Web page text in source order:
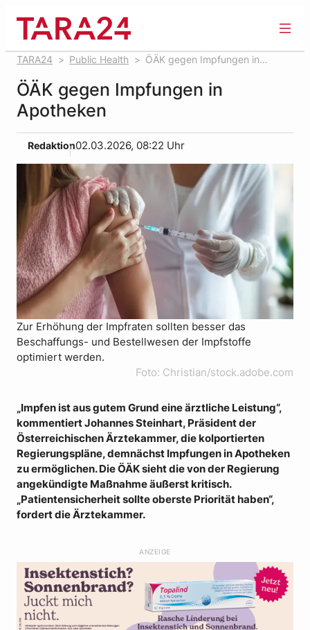
springen
TARA24 Public Health
ÖÄK gegen Impfungen in
ÖÄK gegen Impfungen in
Apotheken
Redaktion02.03.2026, 08:22 Uhr
Zur Erhöhung der Impfraten sollten besser das
Beschaffungs- und Bestellwesen der Impfstoffe
optimiert werden.
Foto: Christian/stock.adobe.com
„Impfen ist aus gutem Grund eine ärztliche Leistung“,
kommentiert Johannes Steinhart, Präsident der
Österreichischen Ärztekammer, die kolportierten
Regierungspläne, demnächst Impfungen in Apotheken
zu ermöglichen. Die ÖÄK sieht die von der Regierung
angekündigte Maßnahme äußerst kritisch.
„Patientensicherheit sollte oberste Priorität haben“,
fordert die Ärztekammer.
ANZEIGE